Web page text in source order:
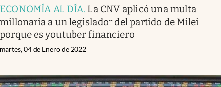
ECONOMÍA AL DÍA. La CNV aplicó una multa
millonaria a un legislador del partido de Milei
porque es youtuber financiero
martes, 04 de Enero de 2022